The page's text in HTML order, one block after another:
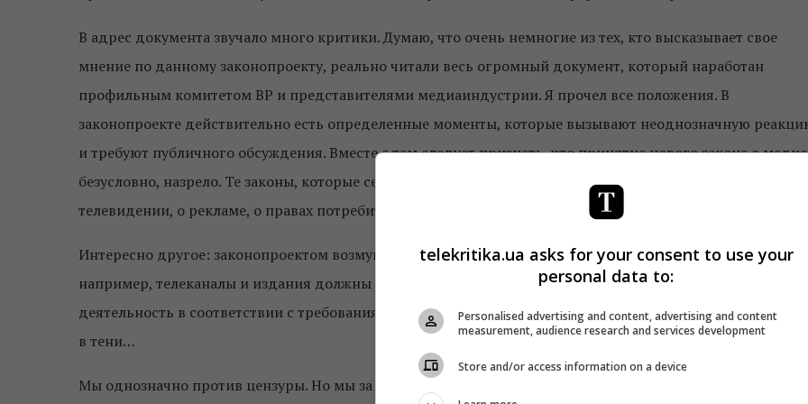
В адрес документа звучало много критики. Думаю, что очень немногие из тех, кто высказывает свое
мнение по данному законопроекту, реально читали весь огромный документ, который наработан
профильным комитетом ВР и представителями медиаиндустрии. Я прочел все положения. В
законопроекте действительно есть определенные моменты, которые вызывают неоднозначную
и требуют публичного обсуждения. Вместе с тем следует признать, что принятие нового закона о
безусловно, назрело. Те законы, которые сегодня регулируют сферу нашей деятельности, – о
телевидении, о рекламе, о правах потребителей, — достаточно разрозненны и устарели.
Интересно другое: законопроектом возмущаются те игроки рынка, которые не регулируются. Если,
например, телеканалы и издания должны иметь лицензию/регистрацию и ведут свою финансовую
деятельность в соответствии с требованиями закона, то блогеры и интернет-издания работают, по сути,
в тени…
Мы однозначно против цензуры. Но мы за то, чтобы все игроки рынка действовали в одинаковых
telekritika.ua asks for your consent to use your
personal data to:
Personalised advertising and content, advertising and content
measurement, audience research and services development
Store and/or access information on a device